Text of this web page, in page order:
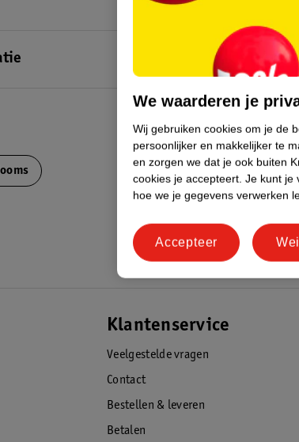
biedt je een 100% betrouwbare bescherming tegen
de binnenkant van de verpakking aandachtig door, vooral
aanbevolen voor gebruik met condooms.
een glijmiddel op waterbasis te gebruiken op de
opleveren. Buiten bereik van kinderen bewaren.
Klantenservice
Veelgestelde vragen
Contact
Bestellen & leveren
Betalen
We waarderen je
Wij gebruiken cookies om je de
persoonlijker en makkelijker te
en zorgen we dat je ook buiten
cookies je accepteert. Je kunt je
hoe we je gegevens verwerken
Accepteer